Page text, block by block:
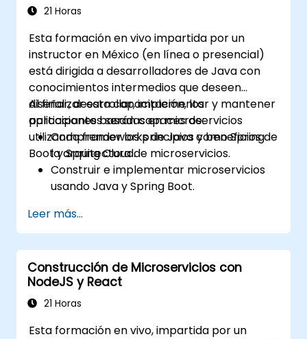
21 Horas
Esta formación en vivo impartida por un
instructor en México (en línea o presencial)
está dirigida a desarrolladores de Java con
conocimientos intermedios que deseen
diseñar, desarrollar, implementar y mantener
aplicaciones basadas en microservicios
utilizando frameworks de Java como Spring
Boot y Spring Cloud.
Al finalizar esta capacitación, los
participantes serán capaces de:
Comprender los principios y beneficios de
la arquitectura de microservicios.
Construir e implementar microservicios
usando Java y Spring Boot.
servicios, la gestión de configuraciones y
las puertas de enlace API (API gateways).
Asegurar, supervisar y escalar
microservicios de manera efectiva.
Desplegar microservicios utilizando
Docker y Kubernetes.
Leer más...
Construcción de Microservicios con
NodeJS y React
21 Horas
Esta formación en vivo, impartida por un